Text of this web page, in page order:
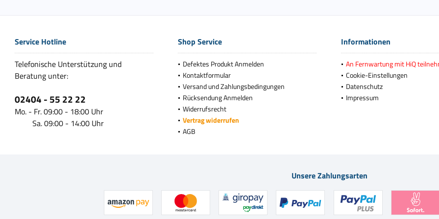
Service Hotline
Telefonische Unterstützung und
Beratung unter:
02404 - 55 22 22
Mo. - Fr. 09:00 - 18:00 Uhr
Sa. 09:00 - 14:00 Uhr
Shop Service
Defektes Produkt Anmelden
Kontaktformular
Versand und Zahlungsbedingungen
Rücksendung Anmelden
Widerrufsrecht
Vertrag widerrufen
AGB
Informationen
An Fernwartung mit HiQ
Cookie-Einstellungen
Datenschutz
Impressum
Unsere Zahlungsarten